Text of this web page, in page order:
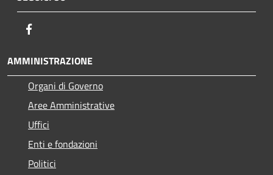
AMMINISTRAZIONE
Organi di Governo
Aree Amministrative
Uffici
Enti e fondazioni
Politici